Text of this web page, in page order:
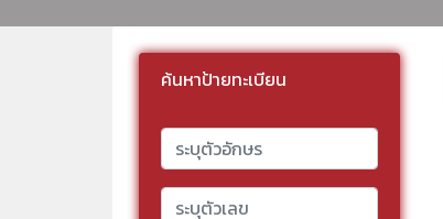
ค้นหาป้ายทะเบียน